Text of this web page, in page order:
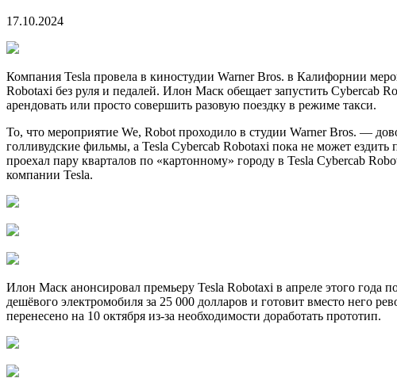
17.10.2024
Компания Tesla провела в киностудии Warner Bros. в Калифорнии
Robotaxi без руля и педалей. Илон Маск обещает запустить Cybercab
арендовать или просто совершить разовую поездку в режиме такси.
То, что мероприятие We, Robot проходило в студии Warner Bros. —
голливудские фильмы, а Tesla Cybercab Robotaxi пока не может
проехал пару кварталов по «картонному» городу в Tesla Cybercab
компании Tesla.
Илон Маск анонсировал премьеру Tesla Robotaxi в апреле этого года
дешёвого электромобиля за 25 000 долларов и готовит вместо него
перенесено на 10 октября из-за необходимости доработать прототип.